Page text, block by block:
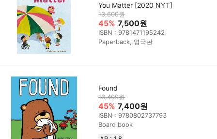
You Matter [2020 NYT]
13,600원
45% 7,500원
ISBN : 9781471195242
Paperback, 영국판
Found
13,400원
45% 7,400원
ISBN : 9780802737793
Board book